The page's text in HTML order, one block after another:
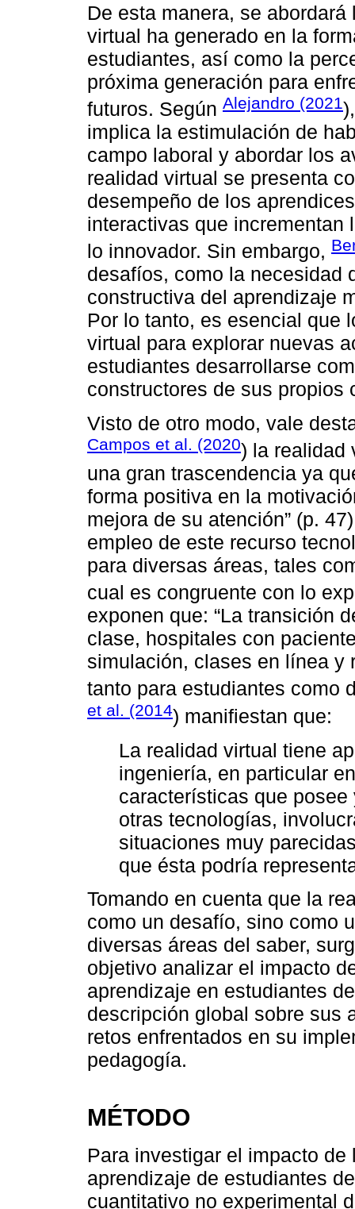
De esta manera, se
virtual ha generado en la
estudiantes, así como la
próxima generación para
futuros. Según Alejandro (2021
implica la estimulación de
campo laboral y abordar los
realidad virtual se presenta
desempeño de los
interactivas que incrementan
lo innovador. Sin embargo,
desafíos, como la necesidad
constructiva del aprendizaje
Por lo tanto, es esencial que
virtual para explorar nuevas
estudiantes desarrollarse
constructores de sus propios
Visto de otro modo, vale
Campos et al. (2020) la realidad
una gran trascendencia ya
forma positiva en la
mejora de su atención” (p.
empleo de este recurso
para diversas áreas, tales
cual es congruente con lo
exponen que: “La transición
clase, hospitales con
simulación, clases en línea y
tanto para estudiantes como
et al. (2014) manifiestan que:
La realidad virtual tiene
ingeniería, en particular
características que
otras tecnologías,
situaciones muy
que ésta podría
Tomando en cuenta que la
como un desafío, sino como
diversas áreas del saber,
objetivo analizar el impacto
aprendizaje en estudiantes
descripción global sobre sus
retos enfrentados en su
pedagogía.
MÉTODO
Para investigar el impacto
aprendizaje de estudiantes
cuantitativo no experimental